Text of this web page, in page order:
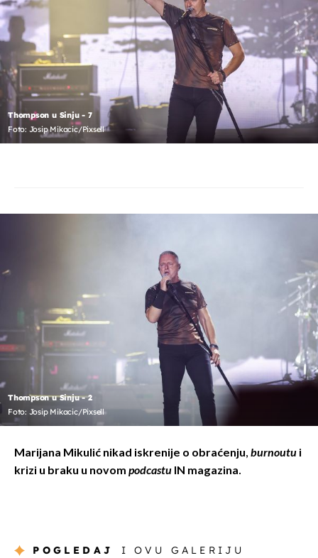
Thompson u Sinju - 7
Foto: Josip Mikacic/Pixsell
Thompson u Sinju - 2
Foto: Josip Mikacic/Pixsell
Marijana Mikulić nikad iskrenije o obraćenju, burnoutu i
krizi u braku u novom podcastu IN magazina.
POGLEDAJ I OVU GALERIJU